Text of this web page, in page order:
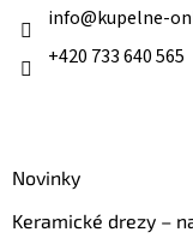
info@kupelne-
+420 733 640 565
Novinky
Keramické drezy –